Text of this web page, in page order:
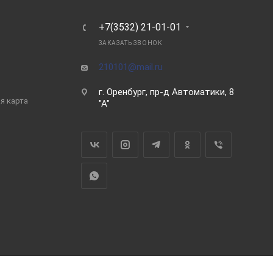
карта
+7(3532) 21-01-01
ЗАКАЗАТЬ ЗВОНОК
210101@mail.ru
г. Оренбург, пр-д Автоматики, 8
"А"